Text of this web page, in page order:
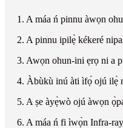
1. A máa ń pinnu àwọn
2. A pinnu ipilẹ̀ kékeré
3. Awọn ohun-ini ẹrọ ni a
4. Àbùkù inú àti ìfọ́ ojú ilẹ̀
5. A ṣe àyẹ̀wò ojú àwọn
6. A máa ń fi ìwọ̀n Infra-